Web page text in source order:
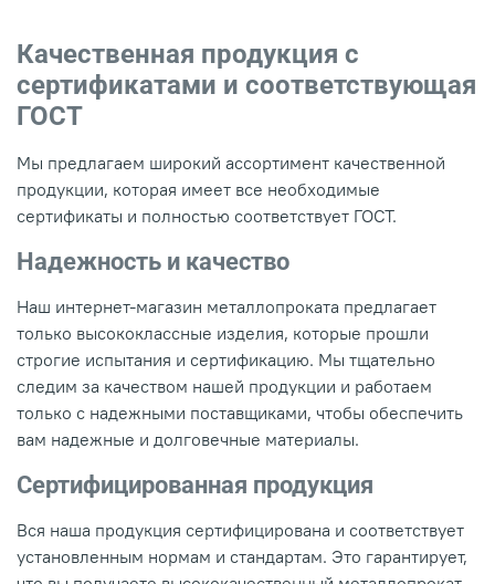
Качественная продукция с
сертификатами и соответствующая
ГОСТ
Мы предлагаем широкий ассортимент качественной
продукции, которая имеет все необходимые
сертификаты и полностью соответствует ГОСТ.
Надежность и качество
Наш интернет-магазин металлопроката предлагает
только высококлассные изделия, которые прошли
строгие испытания и сертификацию. Мы тщательно
следим за качеством нашей продукции и работаем
только с надежными поставщиками, чтобы обеспечить
вам надежные и долговечные материалы.
Сертифицированная продукция
Вся наша продукция сертифицирована и соответствует
установленным нормам и стандартам. Это гарантирует,